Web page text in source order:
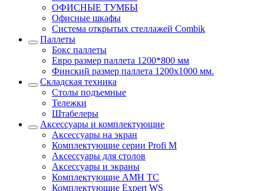
ОФИСНЫЕ ТУМБЫ
Офисные шкафы
Система открытых стеллажей Combik
Паллеты
Бокс паллеты
Евро размер паллета 1200*800 мм
Финский размер паллета 1200х1000 мм.
Складская техника
Столы подъемные
Тележки
Штабелеры
Аксессуары и комплектующие
Аксессуары на экран
Комплектующие серии Profi M
Аксессуары для столов
Аксессуары и экраны
Комплектующие AMH TC
Комплектующие Expert WS